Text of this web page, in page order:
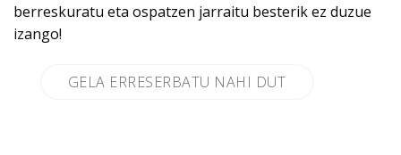
berreskuratu eta ospatzen jarraitu besterik ez duzue
izango!
GELA ERRESERBATU NAHI DUT